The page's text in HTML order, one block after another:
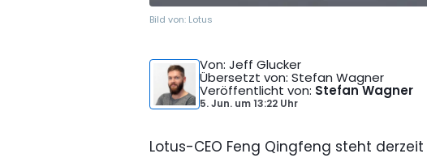
Bild von: Lotus
Von: Jeff Glucker
Übersetzt von: Stefan Wagner
Veröffentlicht von: Stefan Wagner
5. Jun. um13:22 Uhr
Lotus-CEO Feng Qingfeng steht